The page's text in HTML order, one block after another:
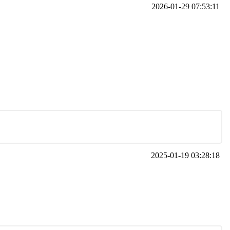
2026-01-29 07:53:11
2025-01-19 03:28:18